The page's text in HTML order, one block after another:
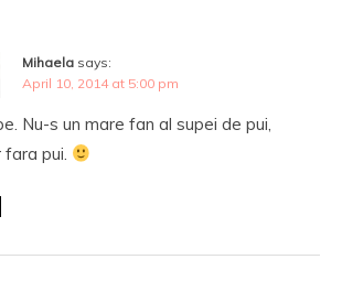
Mihaela says:
April 10, 2014 at 5:00 pm
Nu-s un mare fan al supei de pui,
pui.